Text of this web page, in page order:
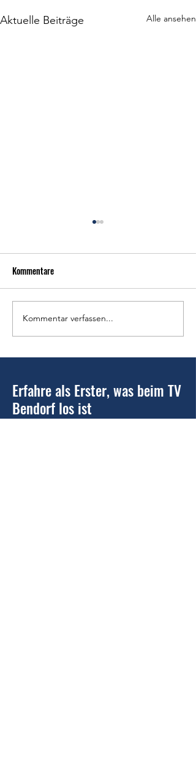
Aktuelle Beiträge Alle ansehen
Bauern und Gartenmarkt ein
Erfolg für den Tennisverein
Kommentare
Kommentar verfassen...
Erfahre als Erster, was beim TV
Bendorf los ist